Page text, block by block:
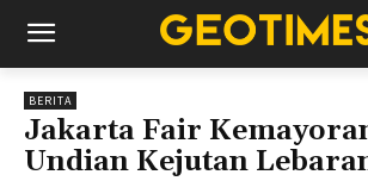
BERITA
Jakarta Fair
Undian Kejutan